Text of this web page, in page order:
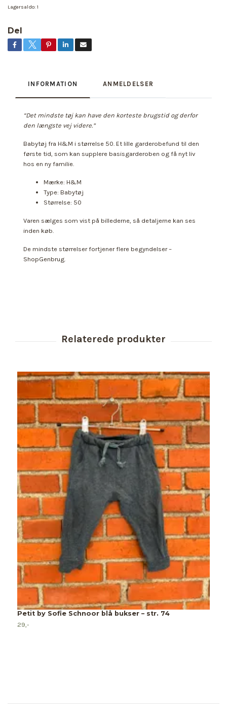
Lagersaldo: 1
Del
INFORMATION ANMELDELSER
“Det mindste tøj kan have den korteste brugstid og derfor
den længste vej videre.”
Babytøj fra H&M i størrelse 50. Et lille garderobefund til den
første tid, som kan supplere basisgarderoben og få nyt liv
hos en ny familie.
Mærke: H&M
Type: Babytøj
Størrelse: 50
Varen sælges som vist på billederne, så detaljerne kan ses
inden køb.
De mindste størrelser fortjener flere begyndelser –
ShopGenbrug.
Petit by Sofie Schnoor blå bukser – str. 74
29,-